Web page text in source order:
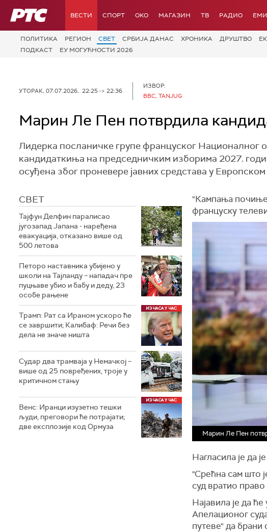
РТС ВЕСТИ СПОРТ OKO МАГАЗИН ТВ РАДИО
ПОЛИТИКА РЕГИОН СВЕТ СРБИЈА ДАНАС ХРОНИКА ДРУШТВО
ПОДКАСТ
ЕУ МОГУЋНОСТИ 2026
УТОРАК, 07.07.2026, 22:25 -> 22:36
ИЗВОР:
BBC, TANJUG
Марин Ле Пен потврдила
Лидерка посланичке групе француског
кандидаткиња на председничким изборима 2027.
осуђена због проневере јавних средстава у
СВЕТ
Тајфун Делфин паралисао
југозапад Јапана - наређена
евакуација, отказано више од
500 летова
Петоро наставника убијено у
школи на Тајланду – нападач пре
пуцњаве убио и бабу и деду, 23
особе рањене
Трамп: Рат са Ираном ускоро ће
се завршити; Калибаф: Речи без
дела не значе ништа
Судар два трамваја у Немачкој –
више од 25 повређених, троје у
критичном стању
Венс: Иранци изузетно тешки
људи, преговори ће потрајати;
две експлозије код Ормуза
"Кампања почиње
француску
Марин Ле Пен
Нагласила је да
"Срећна сам што
суд вратио
Најавила је да
Апелационог
путеве" да брани